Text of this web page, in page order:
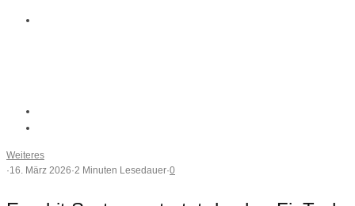
Weiteres
·16. März 2026·2 Minuten Lesedauer·0